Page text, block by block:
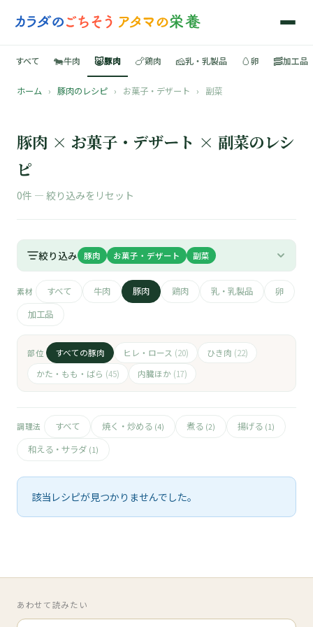
📚
🐷
🧀
🥚
すべて 🐄牛肉 🐷豚肉 🍗鶏肉 🧀乳・乳製品 🥚卵 🥓加工品
ホーム › 豚肉のレシピ › お菓子・デザート › 副菜
豚肉 × お菓子・デザート × 副菜のレシ
ピ
0件 — 絞り込みをリセット
絞り込み 豚肉 お菓子・デザート 副菜
素材 すべて 牛肉 豚肉 鶏肉 乳・乳製品
卵
加工品
部位 すべての豚肉 ヒレ・ロース (20) ひき肉 (22)
かた・もも・ばら (45) 内臓ほか (17)
調理法 すべて 焼く・炒める (4) 煮る (2) 揚げる (1)
和える・サラダ (1)
該当レシピが見つかりませんでした。
あわせて読みたい